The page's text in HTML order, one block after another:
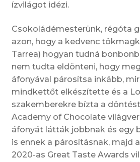
ízvilágot idézi.
Csokoládémesterünk, régóta
azon, hogy a kedvenc
Tarrea) hogyan tudná
nem tudta eldönteni, hogy
áfonyával párosítsa inkább,
mindkettőt elkészítette és a
szakemberekre bízta a
Academy of Chocolate
áfonyát látták jobbnak és egy
is ennek a párosításnak, majd
2020-as Great Taste Awards